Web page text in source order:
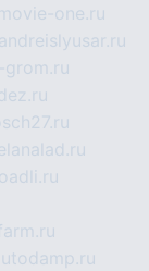
movie-one.ru
andreislyusar.ru
roadli.ru